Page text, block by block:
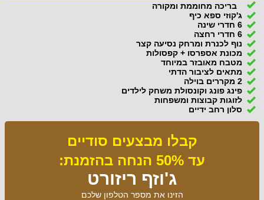
בריכה מחוממת ומקורה
ג'קוזי ספא כיף
6 חדרי שינה
6 חדרי רחצה
נוף לכנרת ומרחק נסיעה קצר
מכונת אספרסו + קפסולות
מטבח מאובזר במיוחד
מתאים לציבור הדתי
2 מקררים בוילה
פינג פונג וקונסולת משחק לילדים
לזוגות קבוצות ומשפחות
סלון רחב ידיים
קבלו מבצעים סודיים
עד 50% הנחה בהזמנת:
ג'וזף ריזורט
הזינו את מספר הטלפון שלכם